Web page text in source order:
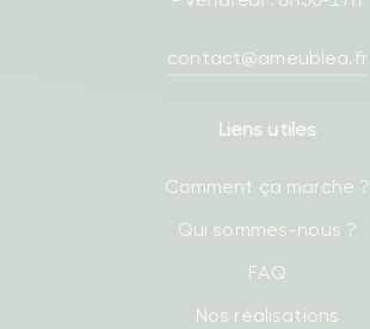
contact@ameublea.fr
Liens utiles
Comment ça marche ?
Qui sommes-nous ?
FAQ
Nos réalisations